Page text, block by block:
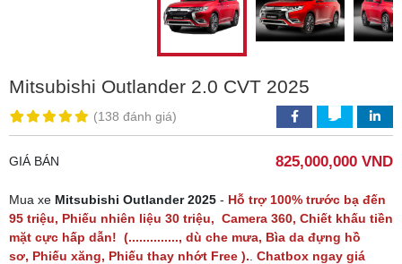
Mitsubishi Outlander 2.0 CVT 2025
(138 đánh giá)
GIÁ BÁN 825,000,000 VND
Mua xe Mitsubishi Outlander 2025 - Hỗ trợ 100% trước bạ đến
95 triệu, Phiếu nhiên liệu 30 triệu, Camera 360, Chiết khấu tiền
mặt cực hấp dẫn! (.............., dù che mưa, Bìa da đựng hồ
sơ, Phiếu xăng, Phiếu thay nhớt Free ). Chatbox ngay giá